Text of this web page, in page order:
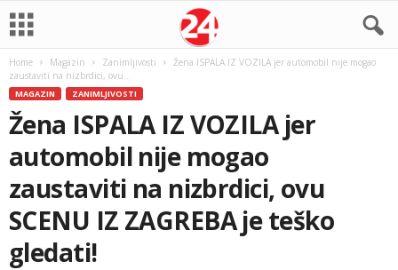
Home Magazin Zanimljivosti
Žena ISPALA IZ VOZILA jer automobil nije mogao
zaustaviti na nizbrdici, ovu...
MAGAZIN ZANIMLJIVOSTI
Žena ISPALA IZ VOZILA jer
automobil nije mogao
zaustaviti na nizbrdici, ovu
SCENU IZ ZAGREBA je teško
gledati!